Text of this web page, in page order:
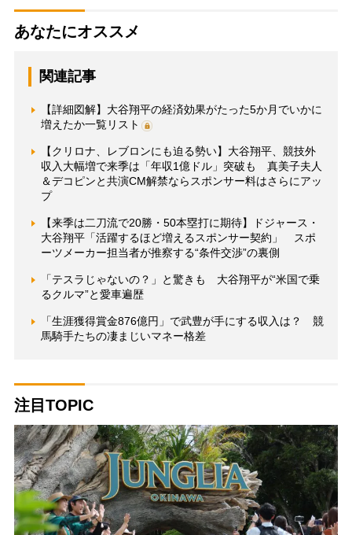
あなたにオススメ
関連記事
【詳細図解】大谷翔平の経済効果がたった5か月でいかに
増えたか一覧リスト
【クリロナ、レブロンにも迫る勢い】大谷翔平、競技外
収入大幅増で来季は「年収1億ドル」突破も 真美子夫人
＆デコピンと共演CM解禁ならスポンサー料はさらにアッ
プ
【来季は二刀流で20勝・50本塁打に期待】ドジャース・
大谷翔平「活躍するほど増えるスポンサー契約」 スポ
ーツメーカー担当者が推察する“条件交渉”の裏側
「テスラじゃないの？」と驚きも 大谷翔平が“米国で乗
るクルマ”と愛車遍歴
「生涯獲得賞金876億円」で武豊が手にする収入は？ 競
馬騎手たちの凄まじいマネー格差
注目TOPIC